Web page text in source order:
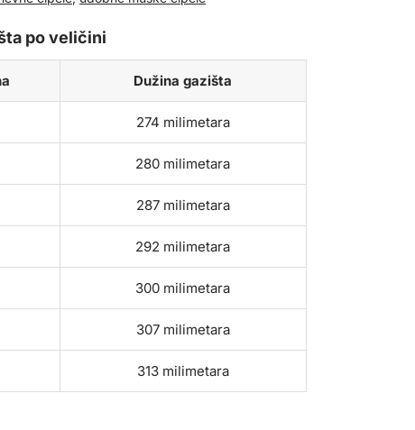
po veličini
Dužina gazišta
274 milimetara
280 milimetara
287 milimetara
292 milimetara
300 milimetara
307 milimetara
313 milimetara